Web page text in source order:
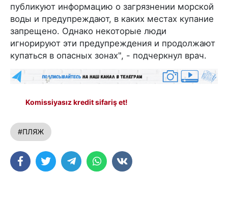
публикуют информацию о загрязнении морской
воды и предупреждают, в каких местах купание
запрещено. Однако некоторые люди
игнорируют эти предупреждения и продолжают
купаться в опасных зонах", - подчеркнул врач.
Komissiyasız kredit sifariş et!
#ПЛЯЖ